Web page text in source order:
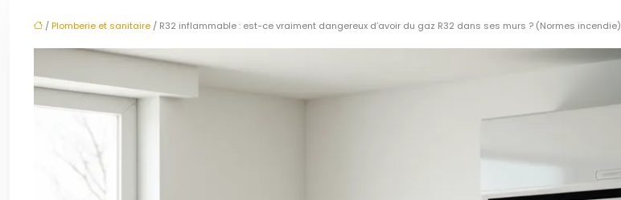
/Plomberie et sanitaire / R32 inflammable : est-ce vraiment dangereux d’avoir du gaz R32 dans ses murs ? (Normes incendie)